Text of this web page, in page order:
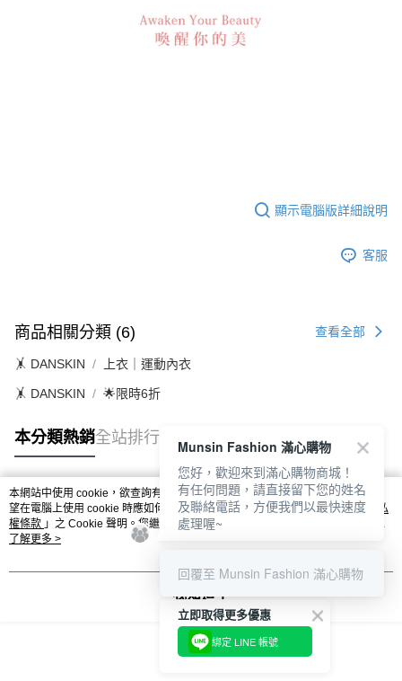
顯示電腦版詳細說明
客服
商品相關分類 (6) 查看全部
🤸 DANSKIN 上衣｜運動內衣
🤸 DANSKIN 🌟限時6折
本分類熱銷全站排行
熱門標籤
本網站中使用 cookie，欲查詢有關本網站使用 cookie 方式之詳情，及若您不希
望在電腦上使用 cookie 時應如何變更電腦的 cookie 設定，請參閱本網站「
隱私
權條款 」之 Cookie 聲明。您繼續使用本網站即表示您同意本公司得按本網站使
用條款之 Cookie 聲明使用 cookie。
了解更多 >
我知道了
立即取得更多優惠
綁定 LINE 帳號
Munsin Fashion 滿心購物
您好，歡迎來到滿心購物商城！
有任何問題，請直接留下您的姓名
及聯絡電話，方便我們以最快速度
處理喔~
回覆至 Munsin Fashion 滿心購物